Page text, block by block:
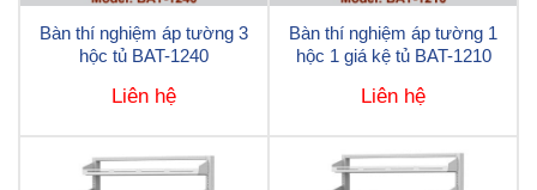
Bàn thí nghiệm áp tường 3
hộc tủ BAT-1240
Liên hệ
Bàn thí nghiệm áp tường 1
hộc 1 giá kệ tủ BAT-1210
Liên hệ